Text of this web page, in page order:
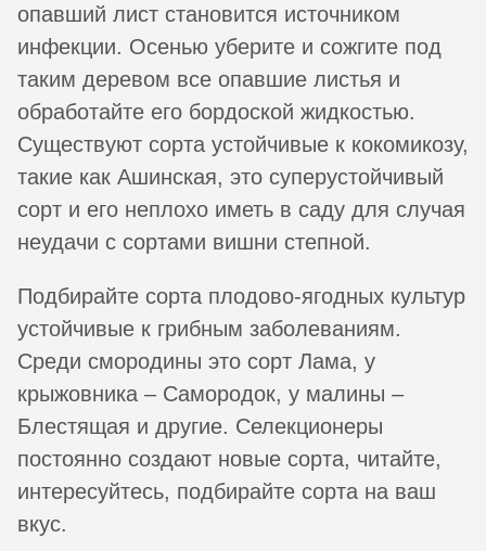
опавший лист становится источником
инфекции. Осенью уберите и сожгите под
таким деревом все опавшие листья и
обработайте его бордоской жидкостью.
Существуют сорта устойчивые к кокомикозу,
такие как Ашинская, это суперустойчивый
сорт и его неплохо иметь в саду для случая
неудачи с сортами вишни степной.
Подбирайте сорта плодово-ягодных культур
устойчивые к грибным заболеваниям.
Среди смородины это сорт Лама, у
крыжовника – Самородок, у малины –
Блестящая и другие. Селекционеры
постоянно создают новые сорта, читайте,
интересуйтесь, подбирайте сорта на ваш
вкус.